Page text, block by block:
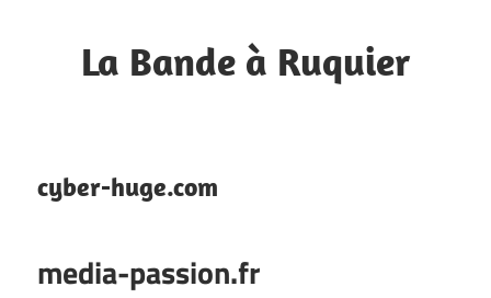
contentLa Bande à Ruquier
cyber-huge.com
media-passion.fr